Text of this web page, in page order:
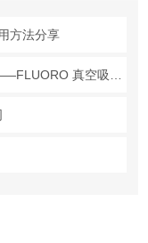
方法分享
精密制造场景下的真空吸附解决方案 ——FLUORO 真空吸笔头技术解析